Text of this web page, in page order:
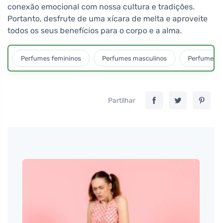
conexão emocional com nossa cultura e tradições.
Portanto, desfrute de uma xícara de melta e aproveite
todos os seus benefícios para o corpo e a alma.
Perfumes femininos Perfumes masculinos Perfumes
Partilhar